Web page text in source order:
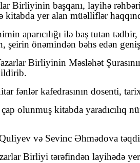
Birliyinin başqanı, layihə
yer alan müəlliflər
aparıcılığı ilə baş tutan
önəmindən bəhs edən
Birliyinin Məsləhət
fənlər kafedrasının dosenti,
olunmuş kitabda
və Sevinc Əhmədova
Birliyi tərəfindən layihədə